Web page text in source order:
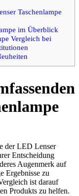
Taschenlampe
im Überblick
Vergleich bei
der LED Lenser
Entscheidung
Augenmerk auf
Ergebnisse zu
ist darauf
Produkts zu helfen.